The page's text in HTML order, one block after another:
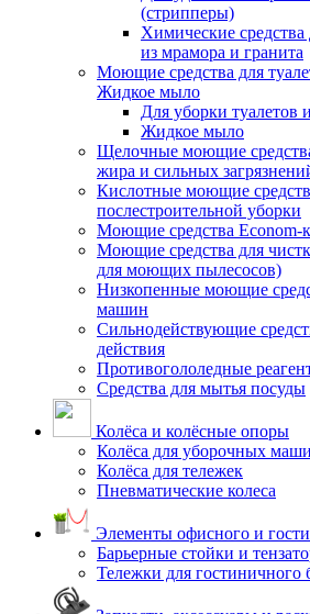
(стрипперы)
Химические средства
из мрамора и гранита
Моющие средства для
Жидкое мыло
Для уборки туалетов
Жидкое мыло
Щелочные моющие
жира и сильных
Кислотные моющие
послестроительной уборки
Моющие средства Econom-
Моющие средства для
для моющих пылесосов)
Низкопенные моющие
машин
Сильнодействующие
действия
Противогололедные
Средства для мытья посуды
Колёса и колёсные опоры
Колёса для уборочных
Колёса для тележек
Пневматические колеса
Элементы офисного и
Барьерные стойки и
Тележки для гостиничного